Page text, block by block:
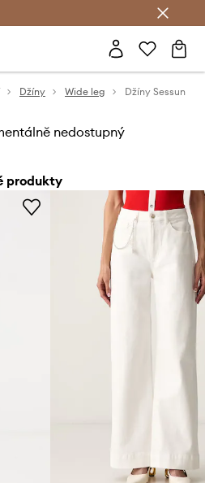
Džíny Wide leg Džíny Sessun
nedostupný
produkty